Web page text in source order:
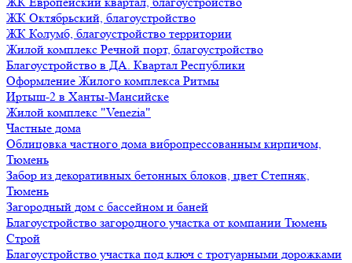
ЖК Октябрьский, благоустройство
ЖК Колумб, благоустройство территории
Жилой комплекс Речной порт, благоустройство
Благоустройство в ДА. Квартал Республики
Оформление Жилого комплекса Ритмы
Иртыш-2 в Ханты-Мансийске
Жилой комплекс "Venezia"
Частные дома
Облицовка частного дома вибропрессованным кирпичом,
Тюмень
Забор из декоративных бетонных блоков, цвет Степняк,
Тюмень
Загородный дом с бассейном и баней
Благоустройство загородного участка от компании Тюмень
Строй
Благоустройство участка под ключ с тротуарными дорожками